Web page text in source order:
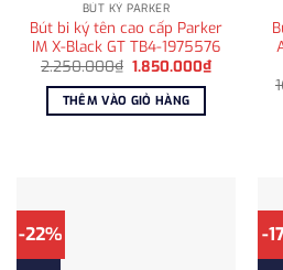
BÚT KÝ PARKER
Bút bi ký tên cao cấp Parker
IM X-Black GT TB4-1975576
2.250.000₫ Giá
là:
2.250.000₫.
1.850.000₫Giá
THÊM VÀO GIỎ HÀNG
-22% -